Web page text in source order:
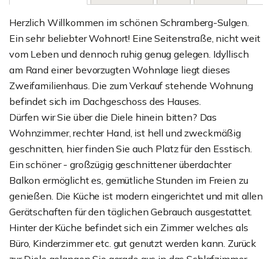
Herzlich Willkommen im schönen Schramberg-Sulgen.
Ein sehr beliebter Wohnort! Eine Seitenstraße, nicht weit
vom Leben und dennoch ruhig genug gelegen. Idyllisch
am Rand einer bevorzugten Wohnlage liegt dieses
Zweifamilienhaus. Die zum Verkauf stehende Wohnung
befindet sich im Dachgeschoss des Hauses.
Dürfen wir Sie über die Diele hinein bitten? Das
Wohnzimmer, rechter Hand, ist hell und zweckmäßig
geschnitten, hier finden Sie auch Platz für den Esstisch.
Ein schöner - großzügig geschnittener überdachter
Balkon ermöglicht es, gemütliche Stunden im Freien zu
genießen. Die Küche ist modern eingerichtet und mit allen
Gerätschaften für den täglichen Gebrauch ausgestattet.
Hinter der Küche befindet sich ein Zimmer welches als
Büro, Kinderzimmer etc. gut genutzt werden kann. Zurück